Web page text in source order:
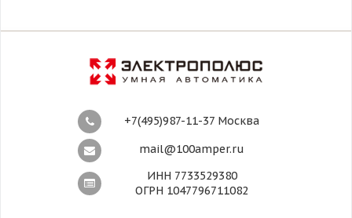
+7(495)987-11-37 Москва
mail@100amper.ru
ИНН 7733529380
ОГРН 1047796711082